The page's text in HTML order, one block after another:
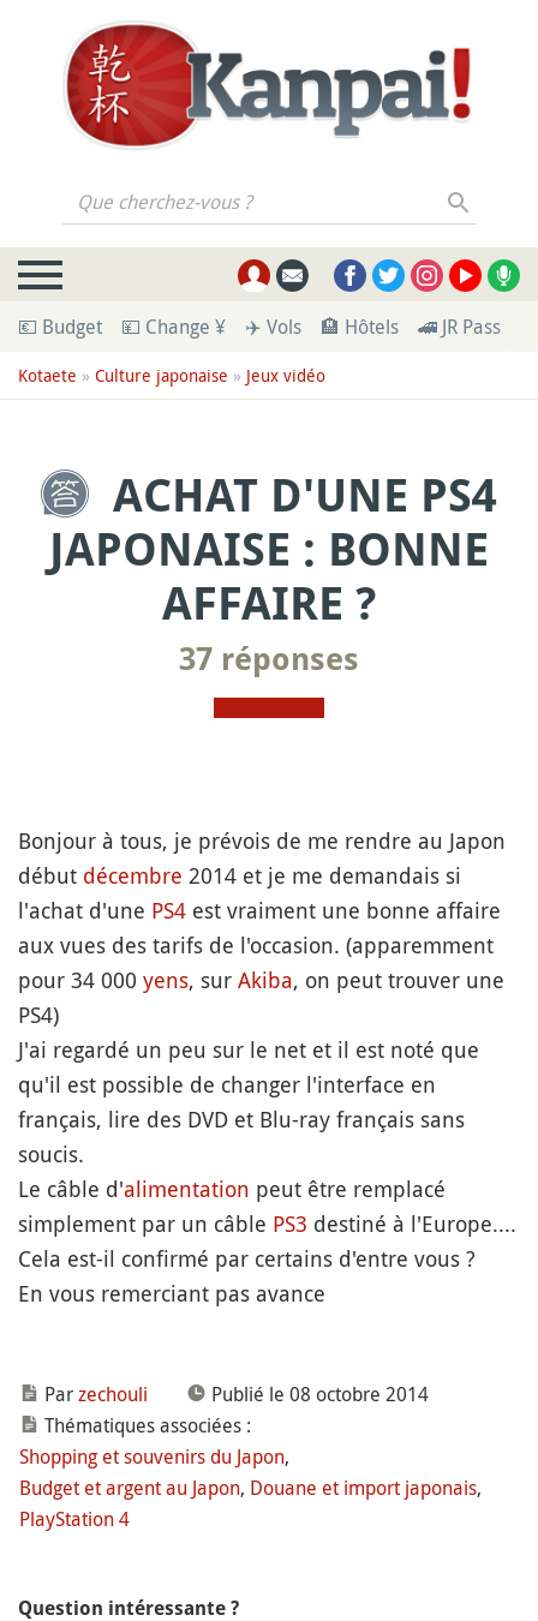
Que cherchez-vous ?
💶 Budget 💴 Change ¥ ✈️ Vols 🏨 Hôtels 🚄 JR Pass
Kotaete » Culture japonaise » Jeux vidéo
ACHAT D'UNE PS4
JAPONAISE : BONNE
AFFAIRE ?
37 réponses
Bonjour à tous, je prévois de me rendre au Japon
début décembre 2014 et je me demandais si
l'achat d'une PS4 est vraiment une bonne affaire
aux vues des tarifs de l'occasion. (apparemment
pour 34 000 yens, sur Akiba, on peut trouver une
PS4)
J'ai regardé un peu sur le net et il est noté que
qu'il est possible de changer l'interface en
français, lire des DVD et Blu-ray français sans
soucis.
Le câble d'alimentation peut être remplacé
simplement par un câble PS3 destiné à l'Europe....
Cela est-il confirmé par certains d'entre vous ?
En vous remerciant pas avance
Parzechouli
Publié le 08 octobre 2014
Thématiques associées :
Shopping et souvenirs du Japon,
Budget et argent au Japon, Douane et import japonais,
PlayStation 4
Question intéressante ?